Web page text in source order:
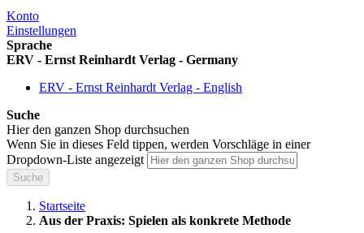
Konto
Einstellungen
Sprache
ERV - Ernst Reinhardt Verlag - Germany
ERV - Ernst Reinhardt Verlag - English
Suche
Hier den ganzen Shop durchsuchen
Wenn Sie in dieses Feld tippen, werden Vorschläge in einer
Dropdown-Liste angezeigt
Suche
Startseite
Aus der Praxis: Spielen als konkrete Methode